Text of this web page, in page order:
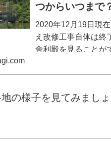
つからいつまで
2020年12月19日現
え改修工事自体は終
舎利殿を見ることが
杮葺きの構造を檜
掌。
の様子を見てみまし